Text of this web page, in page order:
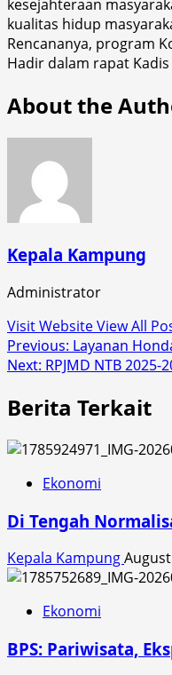
kesejahteraan
kualitas hidup
Rencananya, program
Hadir dalam rapat Kadis
About the
Kepala Kampung
Administrator
Visit WebsiteView All
Post
navigation
Previous: Layanan
Next: RPJMD NTB
Berita Terkait
Ekonomi
Di Tengah
Kepala Kampung
Ekonomi
BPS: Pariwisata,